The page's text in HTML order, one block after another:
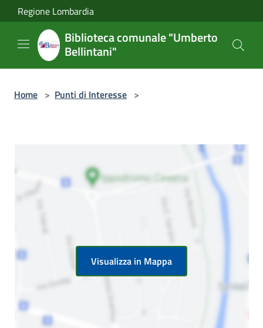
Salta al contenuto principale
Regione Lombardia
Biblioteca comunale "Umberto
Bellintani"
Home > Punti di Interesse >
Visualizza in Mappa